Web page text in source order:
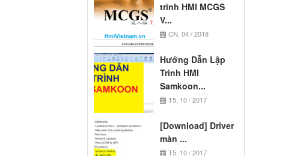
trình HMI MCGS
V...
CN, 04 / 2018
Hướng Dẫn Lập
Trình HMI
Samkoon...
T5, 10 / 2017
[Download] Driver
màn ...
T5, 10 / 2017